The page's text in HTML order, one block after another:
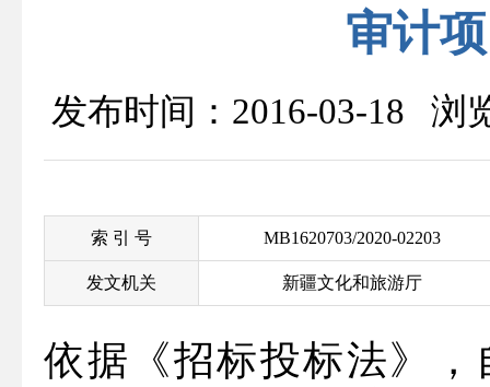
审计
发布时间：2016-03-18 浏
索 引 号 MB1620703/2020-02203
发文机关 新疆文化和旅游厅
依据《招标投标法》，